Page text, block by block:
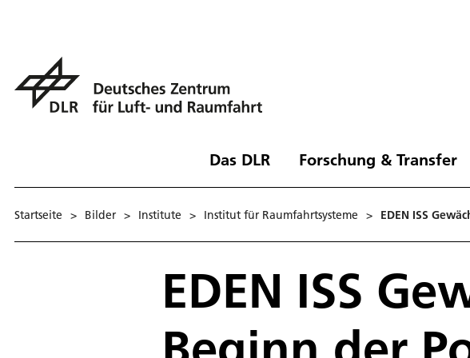
Das DLR Forschung & Transfer
Startseite > Bilder > Institute > Institut für Raumfahrtsysteme > EDEN ISS
EDEN ISS